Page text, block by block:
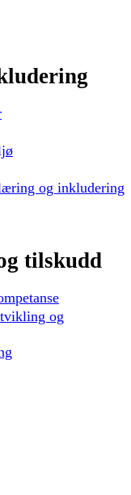
og inkludering
tilskudd
og